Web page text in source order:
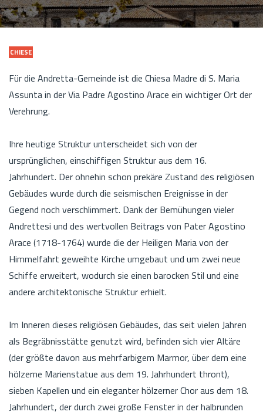
CHIESE
Für die Andretta-Gemeinde ist die Chiesa Madre di S. Maria
Assunta in der Via Padre Agostino Arace ein wichtiger Ort der
Verehrung.
Ihre heutige Struktur unterscheidet sich von der
ursprünglichen, einschiffigen Struktur aus dem 16.
Jahrhundert. Der ohnehin schon prekäre Zustand des religiösen
Gebäudes wurde durch die seismischen Ereignisse in der
Gegend noch verschlimmert. Dank der Bemühungen vieler
Andrettesi und des wertvollen Beitrags von Pater Agostino
Arace (1718-1764) wurde die der Heiligen Maria von der
Himmelfahrt geweihte Kirche umgebaut und um zwei neue
Schiffe erweitert, wodurch sie einen barocken Stil und eine
andere architektonische Struktur erhielt.
Im Inneren dieses religiösen Gebäudes, das seit vielen Jahren
als Begräbnisstätte genutzt wird, befinden sich vier Altäre
(der größte davon aus mehrfarbigem Marmor, über dem eine
hölzerne Marienstatue aus dem 19. Jahrhundert thront),
sieben Kapellen und ein eleganter hölzerner Chor aus dem 18.
Jahrhundert, der durch zwei große Fenster in der halbrunden